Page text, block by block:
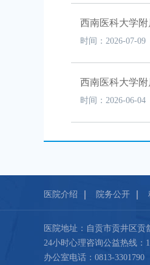
时间：2026-
西南医科大学
时间：2026-
医院介绍 院务公开
医院地址：自贡市贡井区贡
24小时心理咨询公益热线：
办公室电话：0813-